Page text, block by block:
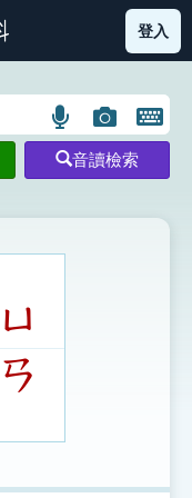
部首索引表圖示
登入
語
言
搜
示
圖
片
搜
開
鍵
圖
音讀檢索
ㄩ
ㄢ